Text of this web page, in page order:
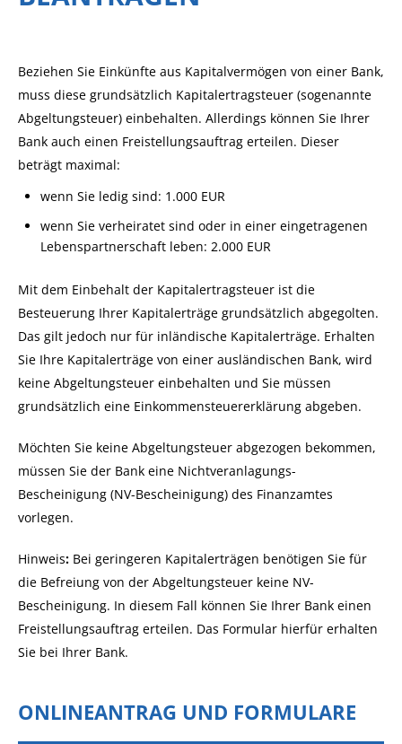
Beziehen Sie Einkünfte aus Kapitalvermögen von einer Bank,
muss diese grundsätzlich Kapitalertragsteuer (sogenannte
Abgeltungsteuer) einbehalten. Allerdings können Sie Ihrer
Bank auch einen Freistellungsauftrag erteilen. Dieser
beträgt maximal:
wenn Sie ledig sind: 1.000 EUR
wenn Sie verheiratet sind oder in einer eingetragenen
Lebenspartnerschaft leben: 2.000 EUR
Mit dem Einbehalt der Kapitalertragsteuer ist die
Besteuerung Ihrer Kapitalerträge grundsätzlich abgegolten.
Das gilt jedoch nur für inländische Kapitalerträge. Erhalten
Sie Ihre Kapitalerträge von einer ausländischen Bank, wird
keine Abgeltungsteuer einbehalten und Sie müssen
grundsätzlich eine Einkommensteuererklärung abgeben.
Möchten Sie keine Abgeltungsteuer abgezogen bekommen,
müssen Sie der Bank eine Nichtveranlagungs-
Bescheinigung (NV-Bescheinigung) des Finanzamtes
vorlegen.
Hinweis: Bei geringeren Kapitalerträgen benötigen Sie für
die Befreiung von der Abgeltungsteuer keine NV-
Bescheinigung. In diesem Fall können Sie Ihrer Bank einen
Freistellungsauftrag erteilen. Das Formular hierfür erhalten
Sie bei Ihrer Bank.
ONLINEANTRAG UND FORMULARE